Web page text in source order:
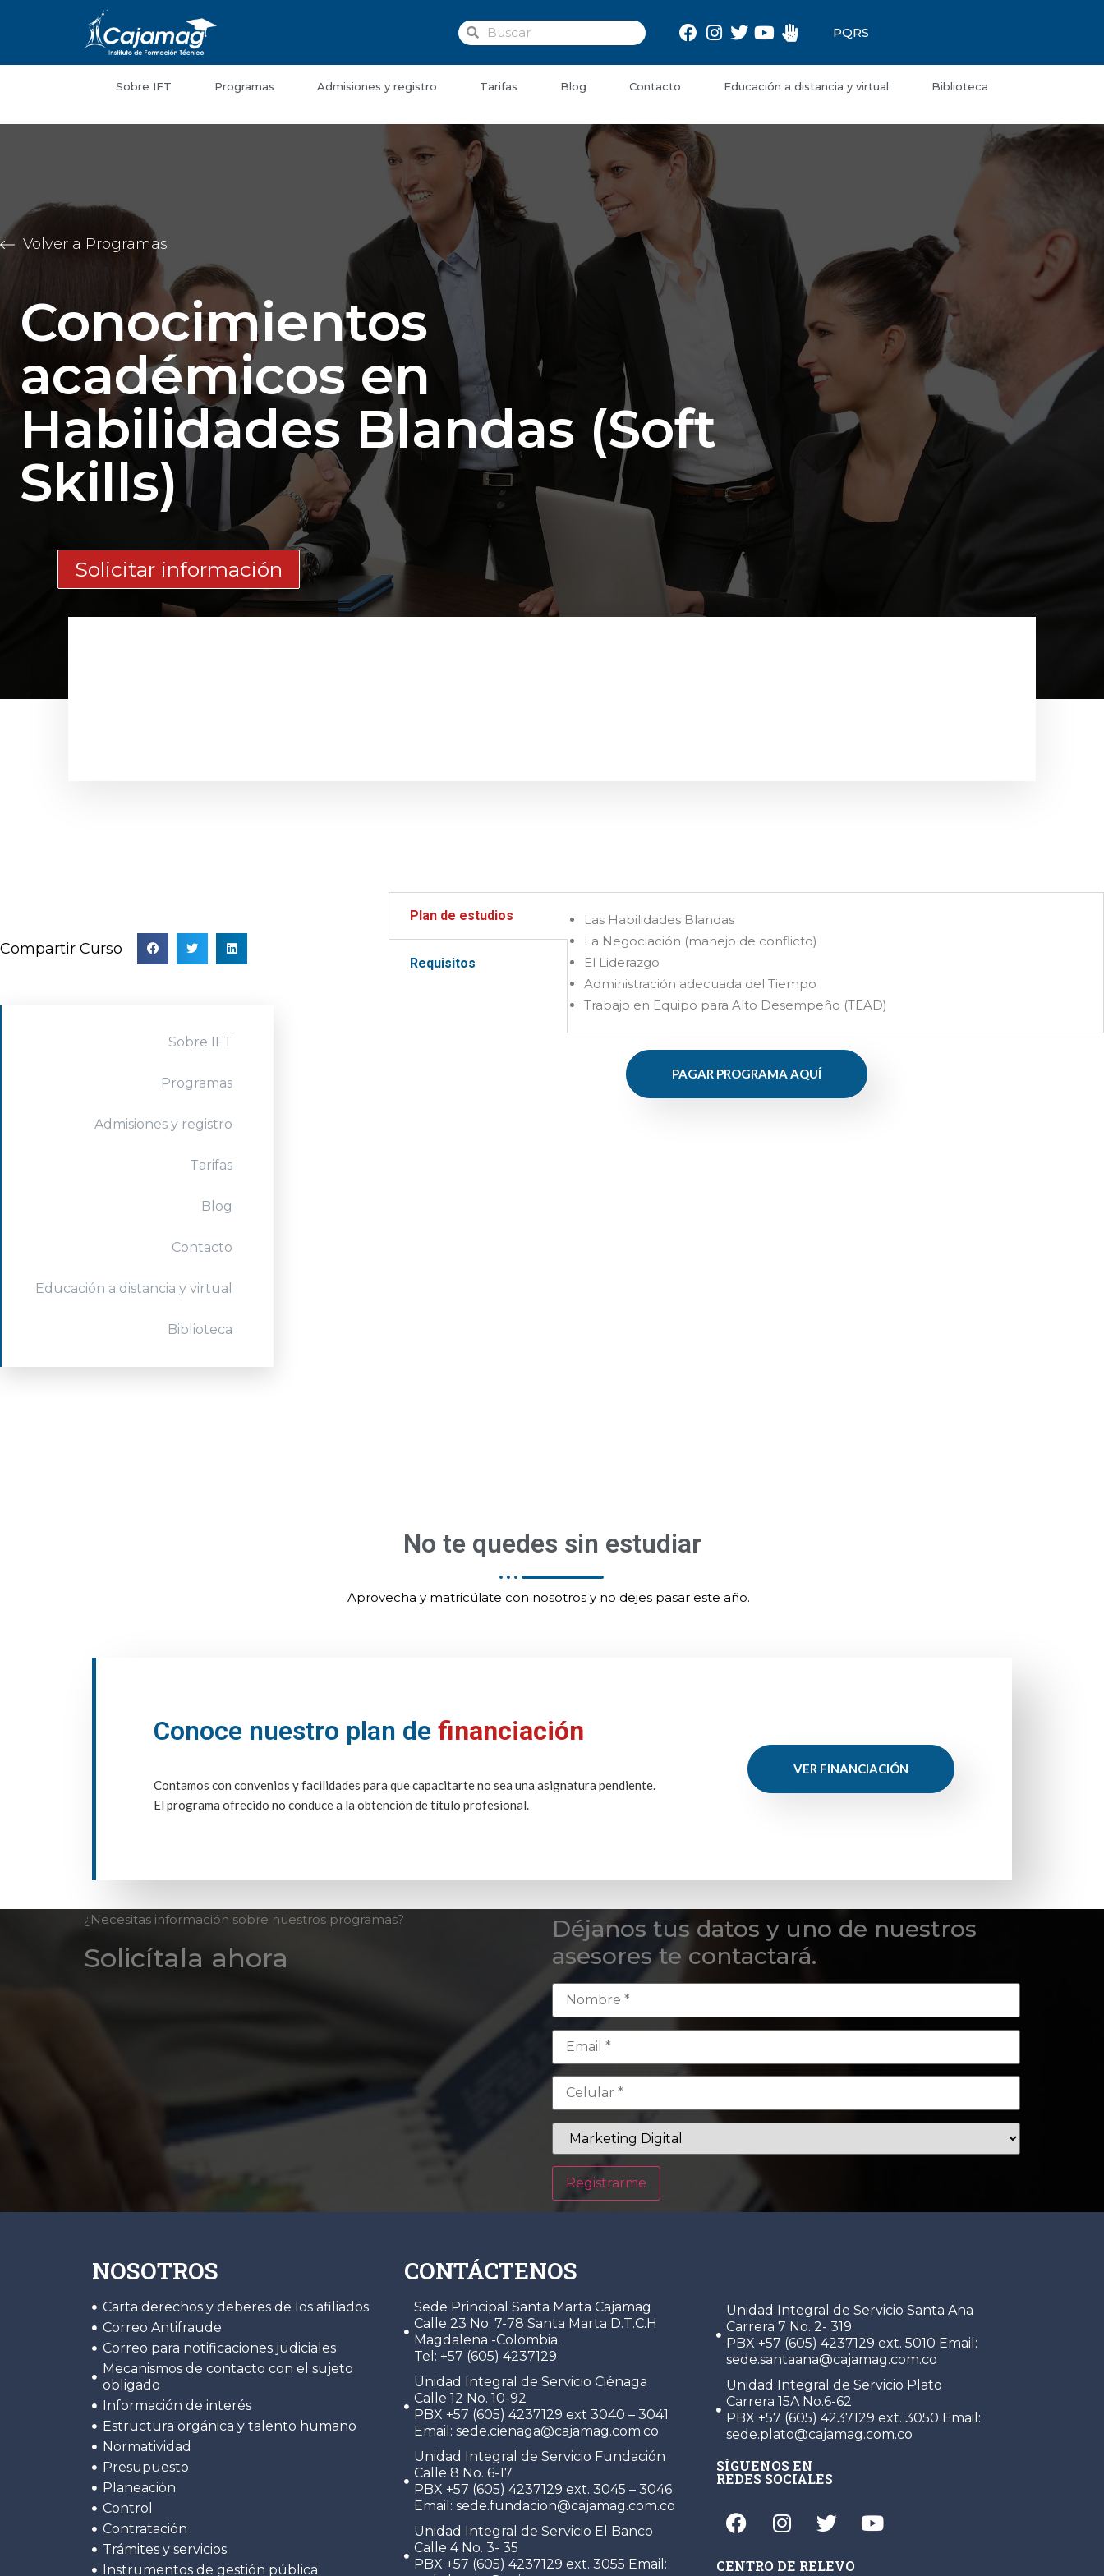
PQRS
Sobre IFT Programas Admisiones y registro Tarifas Blog Contacto Educación a distancia y virtual Biblioteca
Volver a Programas
Conocimientos
académicos en
Habilidades Blandas (Soft
Skills)
Solicitar información
Compartir Curso
Sobre IFT
Programas
Admisiones y registro
Tarifas
Blog
Contacto
Educación a distancia y virtual
Biblioteca
Plan de estudios
Requisitos
Las Habilidades Blandas
La Negociación (manejo de conflicto)
El Liderazgo
Administración adecuada del Tiempo
Trabajo en Equipo para Alto Desempeño (TEAD)
PAGAR PROGRAMA AQUÍ
No te quedes sin estudiar
Aprovecha y matricúlate con nosotros y no dejes pasar este año.
Conoce nuestro plan de financiación
Contamos con convenios y facilidades para que capacitarte no sea una asignatura pendiente.
El programa ofrecido no conduce a la obtención de título profesional.
VER FINANCIACIÓN
¿Necesitas información sobre nuestros programas?
Solicítala ahora
Déjanos tus datos y uno de nuestros
asesores te contactará.
NOSOTROS
Carta derechos y deberes de los afiliados
Correo Antifraude
Correo para notificaciones judiciales
Mecanismos de contacto con el sujeto
obligado
Información de interés
Estructura orgánica y talento humano
Normatividad
Presupuesto
Planeación
Control
Contratación
Trámites y servicios
Instrumentos de gestión pública
CONTÁCTENOS
Sede Principal Santa Marta Cajamag
Calle 23 No. 7-78 Santa Marta D.T.C.H
Magdalena -Colombia.
Tel: +57 (605) 4237129
Unidad Integral de Servicio Ciénaga
Calle 12 No. 10-92
PBX +57 (605) 4237129 ext 3040 – 3041
Email: sede.cienaga@cajamag.com.co
Unidad Integral de Servicio Fundación
Calle 8 No. 6-17
PBX +57 (605) 4237129 ext. 3045 – 3046
Email: sede.fundacion@cajamag.com.co
Unidad Integral de Servicio El Banco
Calle 4 No. 3- 35
PBX +57 (605) 4237129 ext. 3055 Email:
Unidad Integral de Servicio Santa Ana
Carrera 7 No. 2- 319
PBX +57 (605) 4237129 ext. 5010 Email:
sede.santaana@cajamag.com.co
Unidad Integral de Servicio Plato
Carrera 15A No.6-62
PBX +57 (605) 4237129 ext. 3050 Email:
sede.plato@cajamag.com.co
SÍGUENOS EN
REDES SOCIALES
CENTRO DE RELEVO